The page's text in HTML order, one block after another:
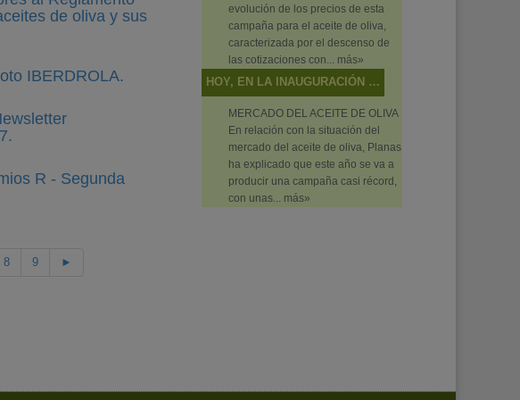
de oliva y sus
IBERDROLA.
R - Segunda
8 9 ►
evolución de los precios de esta
campaña para el aceite de oliva,
caracterizada por el descenso de
las cotizaciones con... más»
HOY, EN LA INAUGURACIÓN DEL PRIMER FORO DE PRIMAVERA DE CAMBIO CLIMÁTICO Y TRANSICIÓN ENERGÉTICA, EN PUENTE GENIL (CÓRDOBA)
MERCADO DEL ACEITE DE OLIVA
En relación con la situación del
mercado del aceite de oliva, Planas
ha explicado que este año se va a
producir una campaña casi récord,
con unas... más»